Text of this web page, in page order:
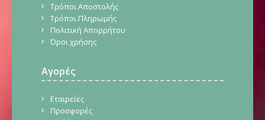
Τρόποι Αποστολής
Τρόποι Πληρωμής
Πολιτική Απορρήτου
Όροι χρήσης
Αγορές
Εταιρείες
Προσφορές